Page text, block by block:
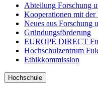
Abteilung Forschung
Kooperationen mit der
Neues aus Forschung
Gründungsförderung
EUROPE DIRECT
Hochschulzentrum
Ethikkommission
Hochschule